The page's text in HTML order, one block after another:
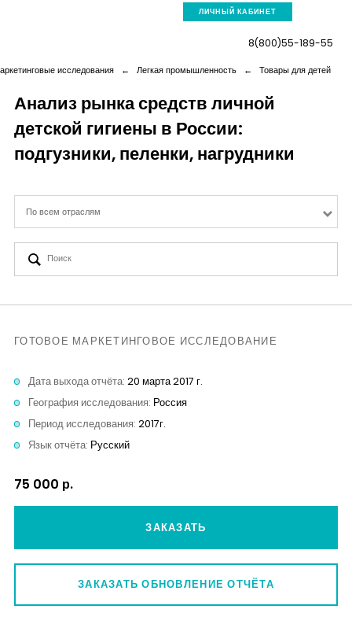
ЛИЧНЫЙ КАБИНЕТ
Компания
Новая реальность
Кейсы
8(800)55-189-55
исследования ← Легкая промышленность ← Товары для детей
Анализ рынка средств личной
детской гигиены в России:
подгузники, пеленки, нагрудники
По всем отраслям
ГОТОВОЕ МАРКЕТИНГОВОЕ ИССЛЕДОВАНИЕ
Дата выхода отчёта: 20 марта 2017 г.
География исследования: Россия
Период исследования: 2017г.
Язык отчёта: Русский
75 000 р.
ЗАКАЗАТЬ
ЗАКАЗАТЬ ОБНОВЛЕНИЕ ОТЧЁТА